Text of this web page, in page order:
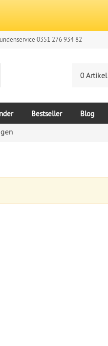
0351 276 934 82
0 Artikel
Bestseller Blog